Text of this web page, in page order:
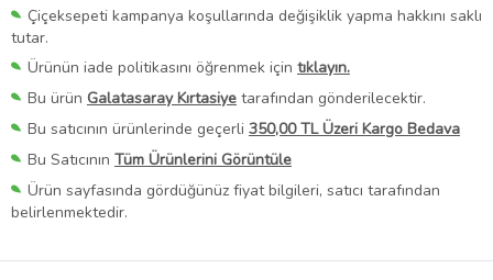
Çiçeksepeti kampanya koşullarında değişiklik yapma hakkını saklı
tutar.
Ürünün iade politikasını öğrenmek için tıklayın.
Bu ürün Galatasaray Kırtasiye tarafından gönderilecektir.
Bu satıcının ürünlerinde geçerli 350,00 TL Üzeri Kargo Bedava
Bu Satıcının Tüm Ürünlerini Görüntüle
Ürün sayfasında gördüğünüz fiyat bilgileri, satıcı tarafından
belirlenmektedir.